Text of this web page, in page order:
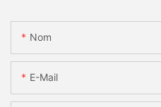
Nom
E-Mail